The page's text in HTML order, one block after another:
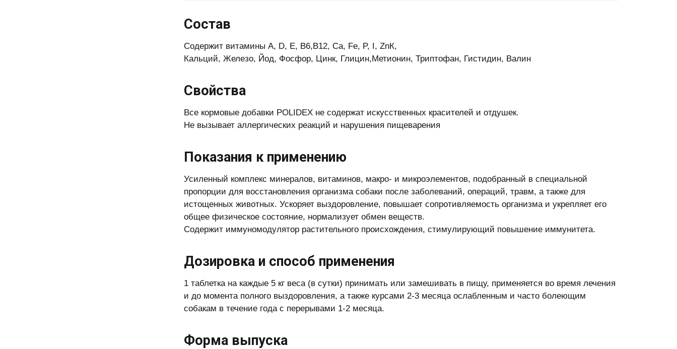
Состав
Содержит витамины А, D, Е, В6,В12, Сa, Fe, P, I, ZnК,
Кальций, Железо, Йод, Фосфор, Цинк, Глицин,Метионин, Триптофан, Гистидин, Валин
Свойства
Все кормовые добавки POLIDEX не содержат искусственных красителей и отдушек.
Не вызывает аллергических реакций и нарушения пищеварения
Показания к применению
Усиленный комплекс минералов, витаминов, макро- и микроэлементов, подобранный в специальной
пропорции для восстановления организма собаки после заболеваний, операций, травм, а также для
истощенных животных. Ускоряет выздоровление, повышает сопротивляемость организма и укрепляет его
общее физическое состояние, нормализует обмен веществ.
Содержит иммуномодулятор растительного происхождения, стимулирующий повышение иммунитета.
Дозировка и способ применения
1 таблетка на каждые 5 кг веса (в сутки) принимать или замешивать в пищу, применяется во время лечения
и до момента полного выздоровления, а также курсами 2-3 месяца ослабленным и часто болеющим
собакам в течение года с перерывами 1-2 месяца.
Форма выпуска